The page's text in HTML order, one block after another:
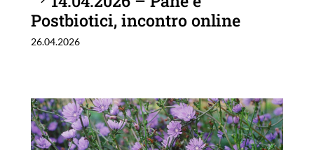
Postbiotici, incontro online
26.04.2026